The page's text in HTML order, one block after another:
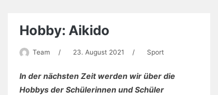
Hobby: Aikido
Team / 23. August 2021 / Sport
In der nächsten Zeit werden wir über die
Hobbys der Schülerinnen und Schüler